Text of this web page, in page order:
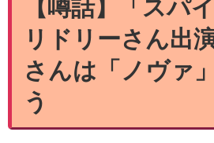
【噂話】「スパ
リドリーさん出
さんは「ノヴァ
う